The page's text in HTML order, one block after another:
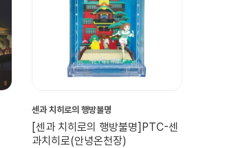
센과 치히로의 행방불명
[센과 치히로의 행방불명]PTC-센
과치히로(안녕온천장)